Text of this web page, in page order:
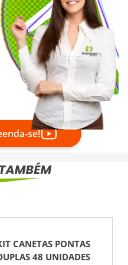
se!
CANETAS PONTAS
48 UNIDADES